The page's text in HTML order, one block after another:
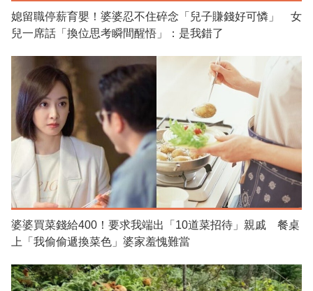
媳留職停薪育嬰！婆婆忍不住碎念「兒子賺錢好可憐」 女
兒一席話「換位思考瞬間醒悟」：是我錯了
婆婆買菜錢給400！要求我端出「10道菜招待」親戚 餐桌
上「我偷偷遞換菜色」婆家羞愧難當